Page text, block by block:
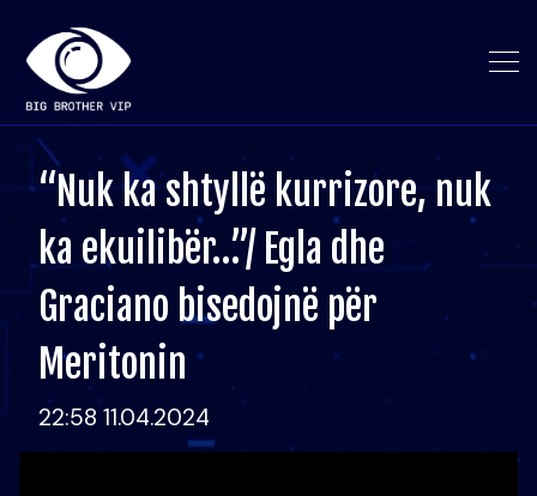
“Nuk ka shtyllë kurrizore, nuk
ka ekuilibër…”/ Egla dhe
Graciano bisedojnë për
Meritonin
22:58 11.04.2024